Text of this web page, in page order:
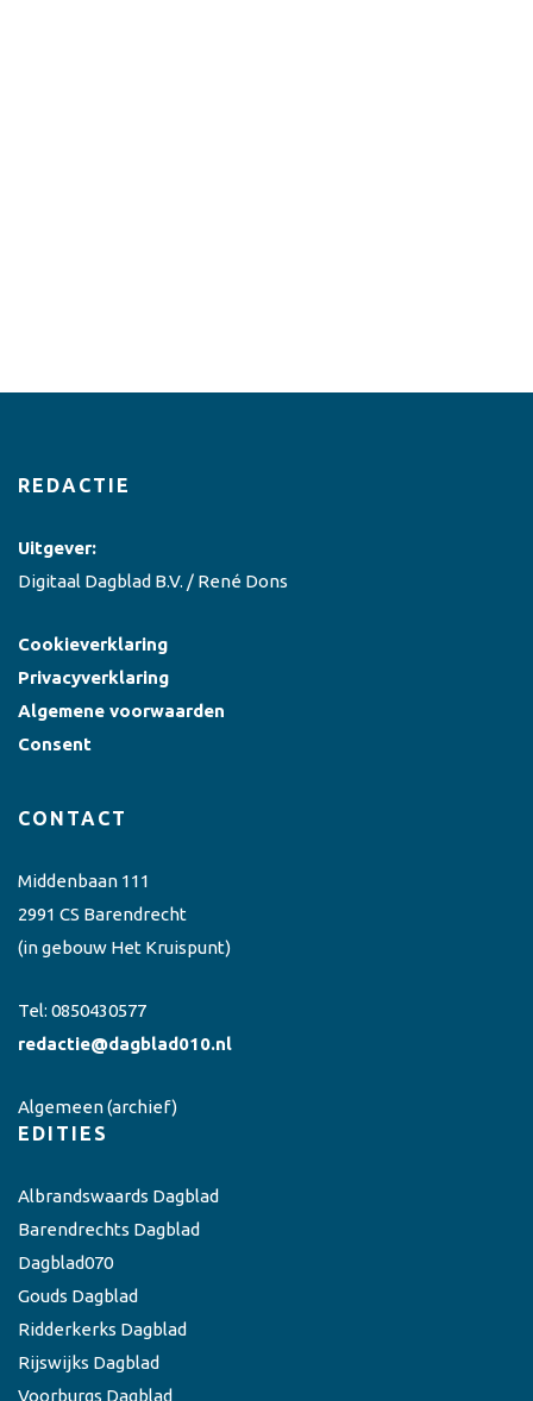
REDACTIE
Uitgever:
Digitaal Dagblad B.V. / René Dons
Cookieverklaring
Privacyverklaring
Algemene voorwaarden
Consent
CONTACT
Middenbaan 111
2991 CS Barendrecht
(in gebouw Het Kruispunt)
Tel: 0850430577
redactie@dagblad010.nl
Algemeen(archief)
EDITIES
Albrandswaards Dagblad
Barendrechts Dagblad
Dagblad070
Gouds Dagblad
Ridderkerks Dagblad
Rijswijks Dagblad
Voorburgs Dagblad